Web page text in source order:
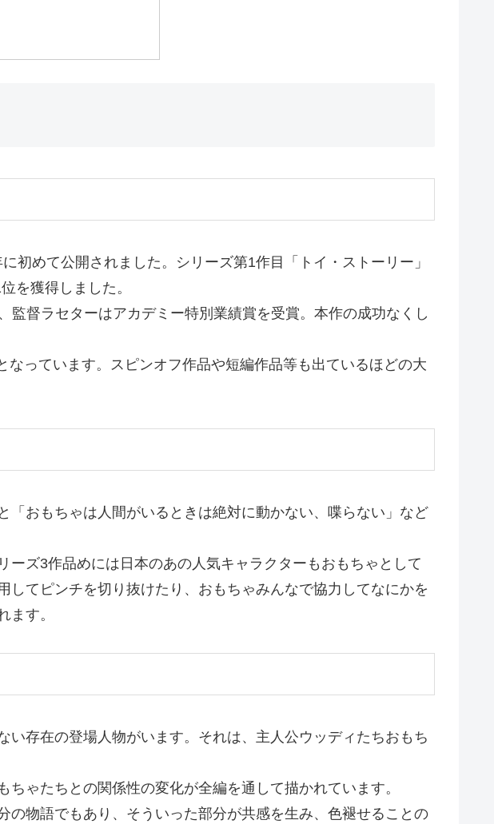
初めて公開されました。シリーズ第1作目「トイ・ストーリー」
を獲得しました。
督ラセターはアカデミー特別業績賞を受賞。本作の成功なくし
っています。スピンオフ作品や短編作品等も出ているほどの大
「おもちゃは人間がいるときは絶対に動かない、喋らない」など
ズ3作品めには日本のあの人気キャラクターもおもちゃとして
てピンチを切り抜けたり、おもちゃみんなで協力してなにかを
ます。
存在の登場人物がいます。それは、主人公ウッディたちおもち
ゃたちとの関係性の変化が全編を通して描かれています。
物語でもあり、そういった部分が共感を生み、色褪せることの